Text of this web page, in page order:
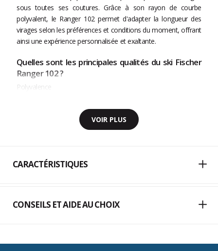
sous toutes ses coutures. Grâce à son rayon de courbe
polyvalent, le Ranger 102 permet d'adapter la longueur des
virages selon les préférences et conditions du moment, offrant
ainsi une expérience personnalisée et exaltante.
Quelles sont les principales qualités du ski Fischer
Ranger 102 ?
Polyvalence
VOIR PLUS
CARACTÉRISTIQUES
CONSEILS ET AIDE AU CHOIX